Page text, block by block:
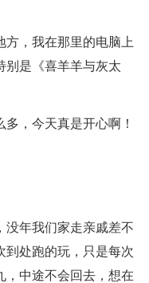
方，我在那里的电脑上
别是《喜羊羊与灰太
，今天真是开心啊！
没年我们家走亲戚差不
到处跑的玩，只是每次
，中途不会回去，想在